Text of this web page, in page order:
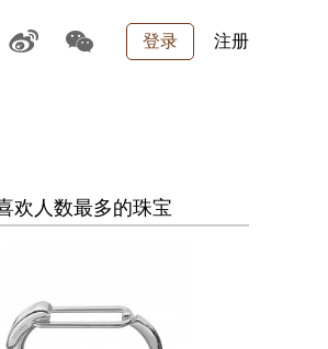
登录 注册
欢人数最多的珠宝